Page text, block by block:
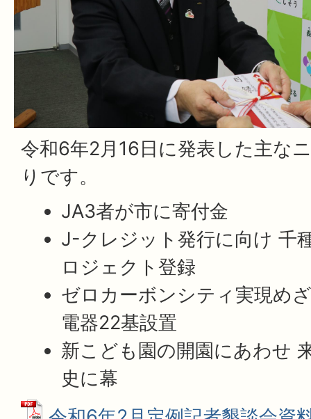
令和6年2月16日に発表した主な
りです。
JA3者が市に寄付金
J-クレジット発行に向け 千
ロジェクト登録
ゼロカーボンシティ実現め
電器22基設置
新こども園の開園にあわせ
史に幕